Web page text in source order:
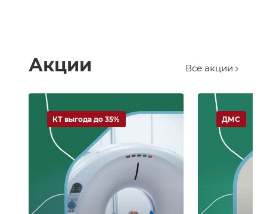
Акции Все акции
КТ выгода до 35% ДМС